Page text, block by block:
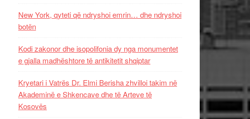
New York, qyteti që ndryshoi emrin… dhe ndryshoi
botën
Kodi zakonor dhe isopolifonia dy nga monumentet
e gjalla madhështore të antikitetit shqiptar
Kryetari i Vatrës Dr. Elmi Berisha zhvilloi takim në
Akademinë e Shkencave dhe të Arteve të
Kosovës